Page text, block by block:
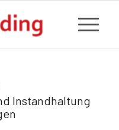
Instandhaltung